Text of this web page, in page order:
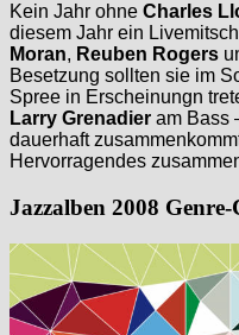
Kein Jahr ohne Charles
diesem Jahr ein
Moran, Reuben Rogers
Besetzung sollten sie im
Spree in Erscheinungn
Larry Grenadier am Bass
dauerhaft
Hervorragendes
Jazzalben 2008 Genre-